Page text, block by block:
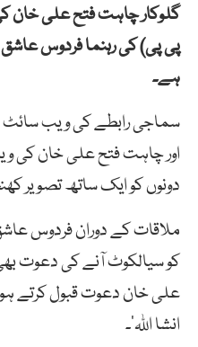
گلوکار چاہت فتح علی خان
پی پی) کی رہنما فردوس
ہے۔
سماجی رابطے کی ویب سائٹ
اور چاہت فتح علی خان کی
دونوں کو ایک ساتھ تصویر
ملاقات کے دوران فردوس
کو سیالکوٹ آنے کی دعوت
علی خان دعوت قبول کرتے
انشا اللہ’۔